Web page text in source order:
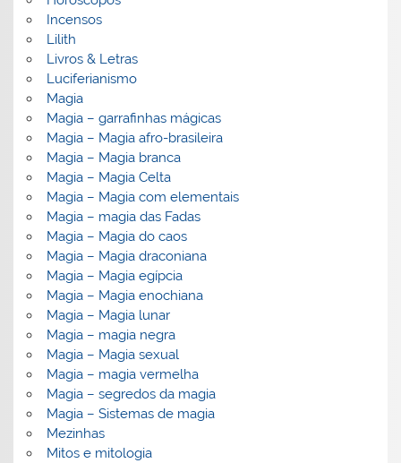
Incensos
Lilith
Livros & Letras
Luciferianismo
Magia
Magia – garrafinhas mágicas
Magia – Magia afro-brasileira
Magia – Magia branca
Magia – Magia Celta
Magia – Magia com elementais
Magia – magia das Fadas
Magia – Magia do caos
Magia – Magia draconiana
Magia – Magia egípcia
Magia – Magia enochiana
Magia – Magia lunar
Magia – magia negra
Magia – Magia sexual
Magia – magia vermelha
Magia – segredos da magia
Magia – Sistemas de magia
Mezinhas
Mitos e mitologia